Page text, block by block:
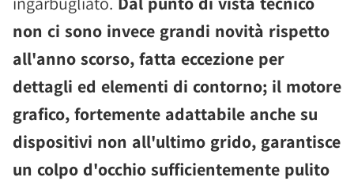
non ci sono invece grandi novità rispetto
all'anno scorso, fatta eccezione per
dettagli ed elementi di contorno; il motore
grafico, fortemente adattabile anche su
dispositivi non all'ultimo grido, garantisce
un colpo d'occhio sufficientemente pulito